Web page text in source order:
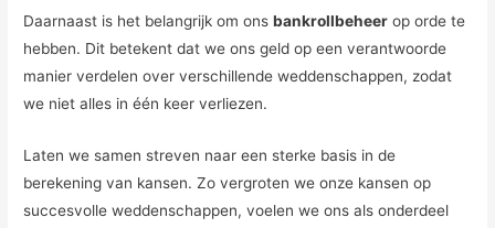
Daarnaast is het belangrijk om onsbankrollbeheer op orde te
hebben. Dit betekent dat we ons geld op een verantwoorde
manier verdelen over verschillende weddenschappen, zodat
we niet alles in één keer verliezen.
Laten we samen streven naar een sterke basis in de
berekening van kansen. Zo vergroten we onze kansen op
succesvolle weddenschappen, voelen we ons als onderdeel